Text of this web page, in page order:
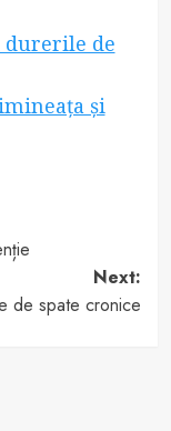
durerile de
și
Next:
de spate cronice